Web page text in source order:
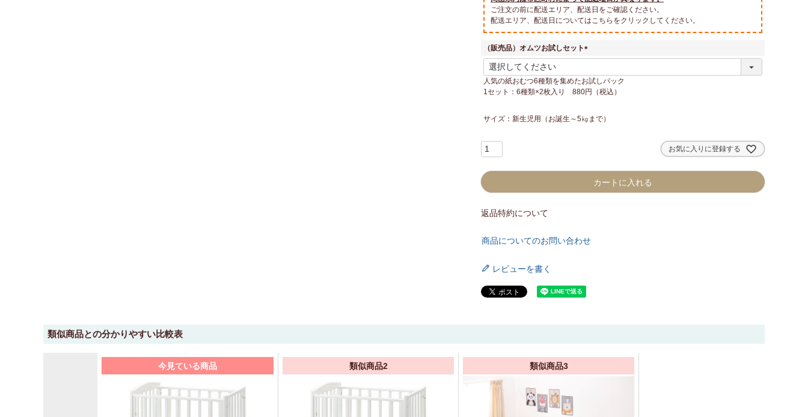
ご注文の前に配送エリア、配送日をご確認ください。
配送エリア、配送日についてはこちらをクリックしてください。
（販売品）オムツお試しセット
(
須
)
人気の紙おむつ6種類を集めたお試しパック
1セット：6種類×2枚入り 880円（税込）
サイズ：新生児用（お誕生～5㎏まで）
お気に入りに登録する
カートに入れる
返品特約について
商品についてのお問い合わせ
レビューを書く
類似商品との分かりやすい比較表
今見ている商品 類似商品2 類似商品3